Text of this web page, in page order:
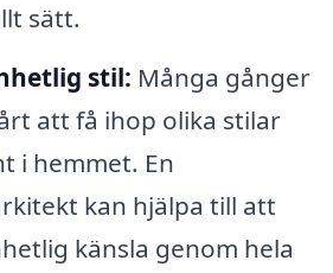
sätt.
stil: Många gånger
att få ihop olika stilar
i hemmet. En
kan hjälpa till att
känsla genom hela